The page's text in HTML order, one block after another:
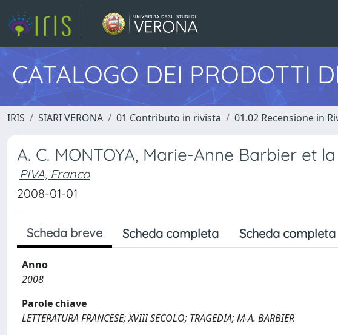
CATALOGO DEI PRODOTTI
IRIS SIARI VERONA 01 Contributo in rivista 01.02 Recensione in
A. C. MONTOYA, Marie-Anne Barbier et
PIVA, Franco
2008-01-01
Scheda breve Scheda completa Scheda completa
Anno
2008
Parole chiave
LETTERATURA FRANCESE; XVIII SECOLO; TRAGEDIA; M-A. BARBIER